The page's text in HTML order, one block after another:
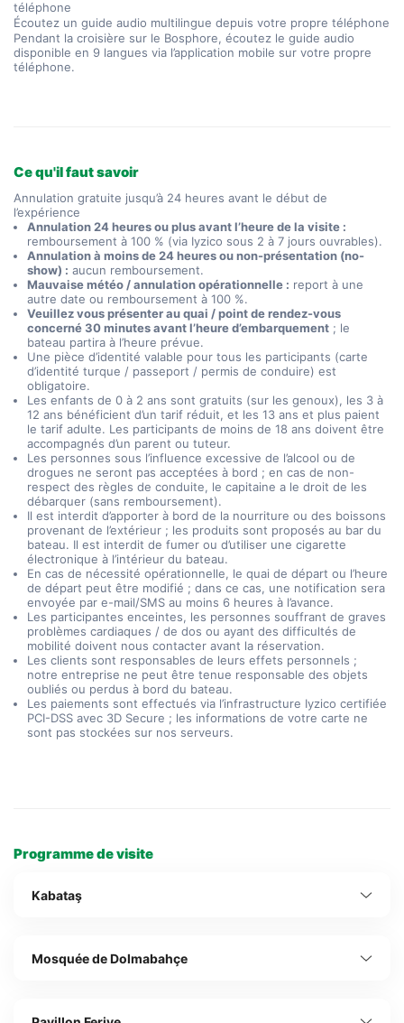
Écoutez un guide audio multilingue depuis votre propre téléphone
Pendant la croisière sur le Bosphore, écoutez le guide audio
disponible en 9 langues via l’application mobile sur votre propre
téléphone.
Ce qu'il faut savoir
Annulation gratuite jusqu’à 24 heures avant le début de
l’expérience
Annulation 24 heures ou plus avant l’heure de la visite :
remboursement à 100 % (via Iyzico sous 2 à 7 jours ouvrables).
Annulation à moins de 24 heures ou non-présentation (no-
show) : aucun remboursement.
Mauvaise météo / annulation opérationnelle : report à une
autre date ou remboursement à 100 %.
Veuillez vous présenter au quai / point de rendez-vous
concerné 30 minutes avant l’heure d’embarquement ; le
bateau partira à l’heure prévue.
Une pièce d’identité valable pour tous les participants (carte
d’identité turque / passeport / permis de conduire) est
obligatoire.
Les enfants de 0 à 2 ans sont gratuits (sur les genoux), les 3 à
12 ans bénéficient d’un tarif réduit, et les 13 ans et plus paient
le tarif adulte. Les participants de moins de 18 ans doivent être
accompagnés d’un parent ou tuteur.
Les personnes sous l’influence excessive de l’alcool ou de
drogues ne seront pas acceptées à bord ; en cas de non-
respect des règles de conduite, le capitaine a le droit de les
débarquer (sans remboursement).
Il est interdit d’apporter à bord de la nourriture ou des boissons
provenant de l’extérieur ; les produits sont proposés au bar du
bateau. Il est interdit de fumer ou d’utiliser une cigarette
électronique à l’intérieur du bateau.
En cas de nécessité opérationnelle, le quai de départ ou l’heure
de départ peut être modifié ; dans ce cas, une notification sera
envoyée par e-mail/SMS au moins 6 heures à l’avance.
Les participantes enceintes, les personnes souffrant de graves
problèmes cardiaques / de dos ou ayant des difficultés de
mobilité doivent nous contacter avant la réservation.
Les clients sont responsables de leurs effets personnels ;
notre entreprise ne peut être tenue responsable des objets
oubliés ou perdus à bord du bateau.
Les paiements sont effectués via l’infrastructure Iyzico certifiée
PCI-DSS avec 3D Secure ; les informations de votre carte ne
sont pas stockées sur nos serveurs.
Programme de visite
Kabataş
Mosquée de Dolmabahçe